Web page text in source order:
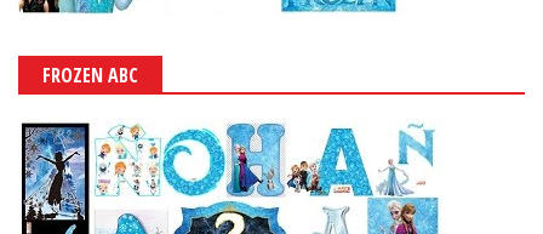
FROZEN ABC